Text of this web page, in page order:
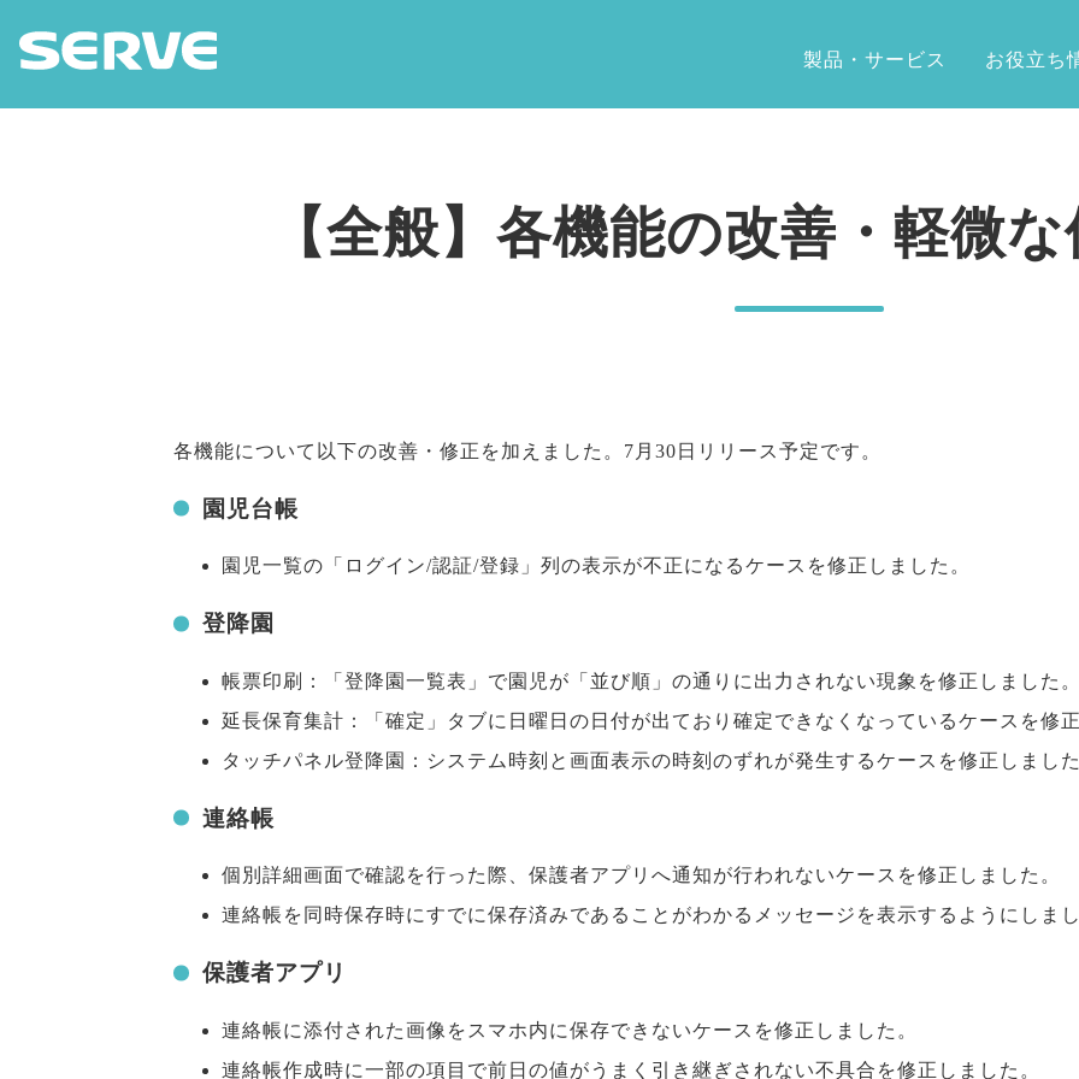
製品・サービス お役立ち
【全般】各機能の改善・軽微
各機能について以下の改善・修正を加えました。7月30日リリース予定です。
園児台帳
園児一覧の「ログイン/認証/登録」列の表示が不正になるケースを修正しました。
登降園
帳票印刷：「登降園一覧表」で園児が「並び順」の通りに出力されない現象を修正しました。
延長保育集計：「確定」タブに日曜日の日付が出ており確定できなくなっているケースを修正
タッチパネル登降園：システム時刻と画面表示の時刻のずれが発生するケースを修正しました
連絡帳
個別詳細画面で確認を行った際、保護者アプリへ通知が行われないケースを修正しました。
連絡帳を同時保存時にすでに保存済みであることがわかるメッセージを表示するようにしまし
保護者アプリ
連絡帳に添付された画像をスマホ内に保存できないケースを修正しました。
連絡帳作成時に一部の項目で前日の値がうまく引き継ぎされない不具合を修正しました。